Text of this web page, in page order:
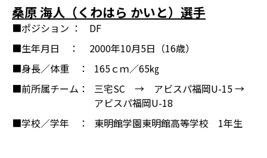
桑原 海人（くわはら かいと）選手
■ポジション ：
DF
■生年月日 ：
2000年10月5日（16歳）
■身長／体重 ：
165ｃｍ／65㎏
■前所属チーム：
三宅SC → アビスパ福岡U-15 →
アビスパ福岡U-18
■学校／学年 ：
東明館学園東明館高等学校 1年生